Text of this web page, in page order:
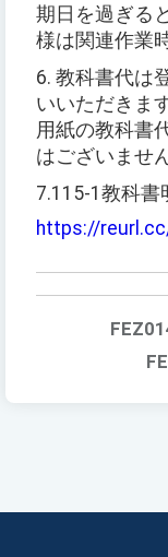
期日を過ぎる
様は関連作業
6. 教科書代は
いいただきま
用紙の教科書
はございません
7.115-1教科書
https://